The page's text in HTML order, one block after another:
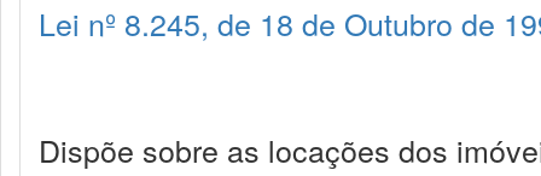
Lei nº 8.245, de 18 de Outubro de
Dispõe sobre as locações dos